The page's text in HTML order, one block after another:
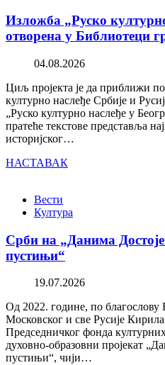
Изложба „Руско
отворена у Библиотеци
04.08.2026
Циљ пројекта је да приближи
културно наслеђе Србије и
„Руско културно наслеђе у
пратеће текстове представља
историјског…
НАСТАВАК
Вести
Култура
Срби на „Данима
пустињи“
19.07.2026
Од 2022. године, по благослову
Московског и све Русије
Председничког фонда
духовно-образовни пројекат
пустињи“, чији…